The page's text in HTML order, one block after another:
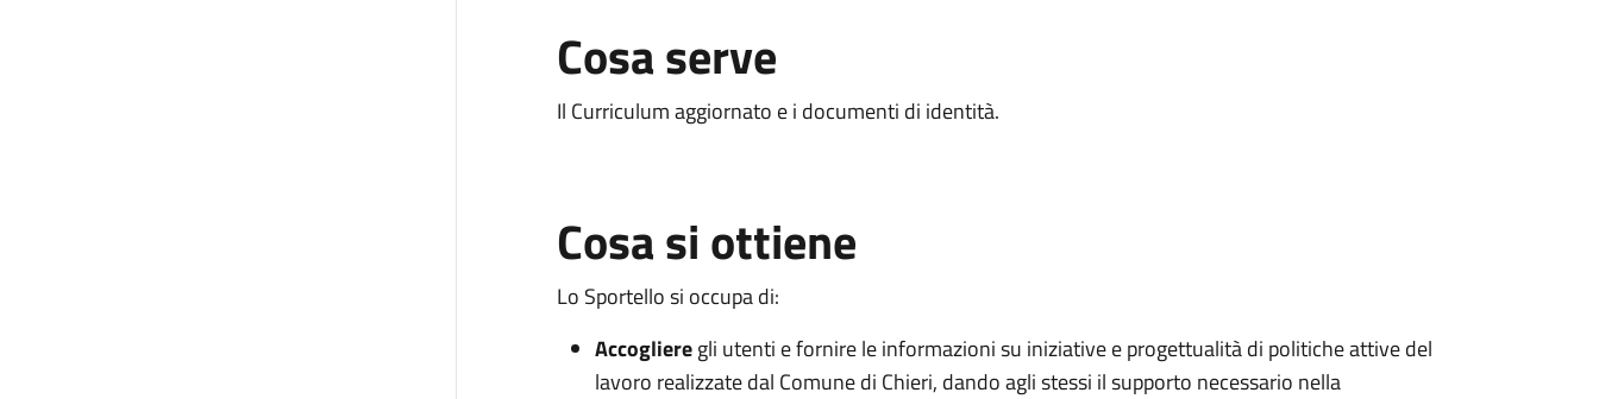
Cosa serve
Il Curriculum aggiornato e i documenti di identità.
Cosa si ottiene
Lo Sportello si occupa di:
Accoglieregli utenti e fornire le informazioni su iniziative e progettualità di politiche attive del
lavoro realizzate dal Comune di Chieri, dando agli stessi il supporto necessario nella